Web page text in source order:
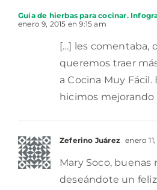
Guía de hierbas para cocinar.
enero 9, 2015 en 9:15 am
[…] les comentaba,
queremos traer
a Cocina Muy Fácil.
hicimos mejorando
Zeferino Juárez enero
Mary Soco, buenas
deseándote un